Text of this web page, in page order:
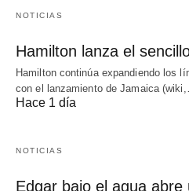
NOTICIAS
Hamilton lanza el
Hamilton continúa expandiendo los
con el lanzamiento de Jamaica
Hace 1 día
NOTICIAS
Edgar bajo el agua